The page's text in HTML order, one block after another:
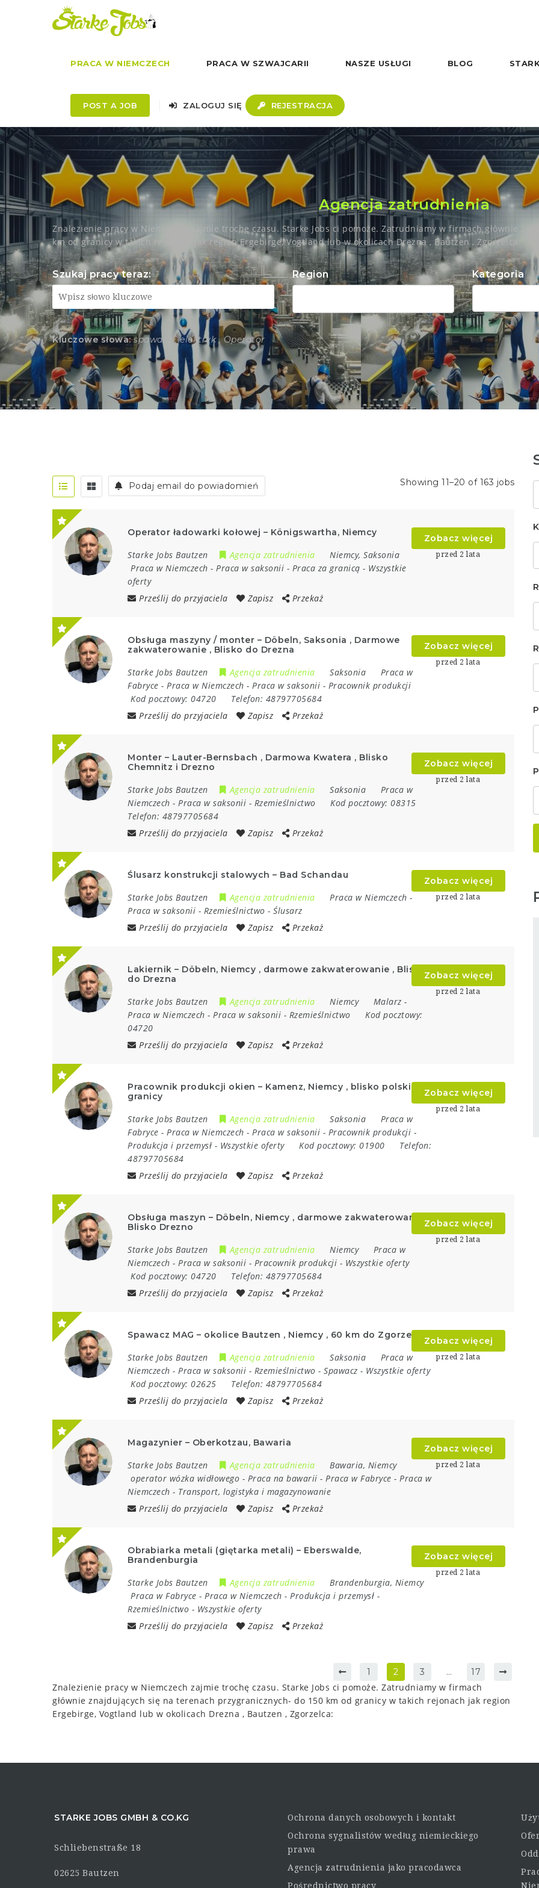
PRACA W NIEMCZECH PRACA W SZWAJCARII NASZE USŁUGI BLOG
POST A JOB ZALOGUJ SIĘ REJESTRACJA
Agencja zatrudnienia
Znalezienie pracy w Niemczech zajmie trochę czasu. Starke Jobs ci pomoże. Zatrudniamy w firmach głównie
km od granicy w takich rejonach jak region Ergebirge, Vogtland lub w okolicach Drezna , Bautzen , Zgorzelca:
Szukaj pracy teraz: Region Kategoria
Kluczowe słowa: spawacz , elektryk , Operator
Podaj email do powiadomień Showing 11–20 of 163 jobs
Operator ładowarki kołowej – Königswartha, Niemcy
Starke Jobs Bautzen Agencja zatrudnienia Niemcy, Saksonia
Praca w Niemczech - Praca w saksonii - Praca za granicą - Wszystkie
oferty
Prześlij do przyjaciela
Zapisz Przekaż
Zobacz więcej
przed 2 lata
Obsługa maszyny / monter – Döbeln, Saksonia , Darmowe
zakwaterowanie , Blisko do Drezna
Starke Jobs Bautzen Agencja zatrudnienia Saksonia
Praca w
Fabryce - Praca w Niemczech - Praca w saksonii - Pracownik produkcji
Kod pocztowy: 04720 Telefon: 48797705684
Prześlij do przyjaciela
Zapisz Przekaż
Zobacz więcej
przed 2 lata
Monter – Lauter-Bernsbach , Darmowa Kwatera , Blisko
Chemnitz i Drezno
Starke Jobs Bautzen Agencja zatrudnienia Saksonia
Praca w
Niemczech - Praca w saksonii - Rzemieślnictwo Kod pocztowy: 08315
Telefon: 48797705684
Prześlij do przyjaciela
Zapisz Przekaż
Zobacz więcej
przed 2 lata
Ślusarz konstrukcji stalowych – Bad Schandau
Starke Jobs Bautzen Agencja zatrudnienia Praca w Niemczech -
Praca w saksonii - Rzemieślnictwo - Ślusarz
Prześlij do przyjaciela
Zapisz Przekaż
Zobacz więcej
przed 2 lata
Lakiernik – Döbeln, Niemcy , darmowe zakwaterowanie , Blisko
do Drezna
Starke Jobs Bautzen Agencja zatrudnienia Niemcy Malarz -
Praca w Niemczech - Praca w saksonii - Rzemieślnictwo
Kod pocztowy:
04720
Prześlij do przyjaciela
Zapisz Przekaż
Zobacz więcej
przed 2 lata
Pracownik produkcji okien – Kamenz, Niemcy , blisko polskiej
granicy
Starke Jobs Bautzen Agencja zatrudnienia Saksonia
Praca w
Fabryce - Praca w Niemczech - Praca w saksonii - Pracownik produkcji -
Produkcja i przemysł - Wszystkie oferty Kod pocztowy: 01900
Telefon:
48797705684
Prześlij do przyjaciela
Zapisz Przekaż
Zobacz więcej
przed 2 lata
Obsługa maszyn – Döbeln, Niemcy , darmowe zakwaterowanie ,
Blisko Drezno
Starke Jobs Bautzen Agencja zatrudnienia Niemcy
Praca w
Niemczech - Praca w saksonii - Pracownik produkcji - Wszystkie oferty
Kod pocztowy: 04720 Telefon: 48797705684
Prześlij do przyjaciela
Zapisz Przekaż
Zobacz więcej
przed 2 lata
Spawacz MAG – okolice Bautzen , Niemcy , 60 km do Zgorzelec
Starke Jobs Bautzen Agencja zatrudnienia Saksonia
Praca w
Niemczech - Praca w saksonii - Rzemieślnictwo - Spawacz - Wszystkie oferty
Kod pocztowy: 02625 Telefon: 48797705684
Prześlij do przyjaciela
Zapisz Przekaż
Zobacz więcej
przed 2 lata
Magazynier – Oberkotzau, Bawaria
Starke Jobs Bautzen Agencja zatrudnienia Bawaria, Niemcy
operator wózka widłowego - Praca na bawarii - Praca w Fabryce - Praca w
Niemczech - Transport, logistyka i magazynowanie
Prześlij do przyjaciela
Zapisz Przekaż
Zobacz więcej
przed 2 lata
Obrabiarka metali (giętarka metali) – Eberswalde,
Brandenburgia
Starke Jobs Bautzen Agencja zatrudnienia Brandenburgia, Niemcy
Praca w Fabryce - Praca w Niemczech - Produkcja i przemysł -
Rzemieślnictwo - Wszystkie oferty
Prześlij do przyjaciela
Zapisz Przekaż
Zobacz więcej
przed 2 lata
1 2 3 … 17
Znalezienie pracy w Niemczech zajmie trochę czasu. Starke Jobs ci pomoże. Zatrudniamy w firmach
głównie znajdujących się na terenach przygranicznych- do 150 km od granicy w takich rejonach jak region
Ergebirge, Vogtland lub w okolicach Drezna , Bautzen , Zgorzelca:
STARKE JOBS GMBH & CO.KG
Schliebenstraße 18
02625 Bautzen
Ochrona danych osobowych i kontakt
Ochrona sygnalistów według niemieckiego
prawa
Agencja zatrudnienia jako pracodawca
Pośrednictwo pracy